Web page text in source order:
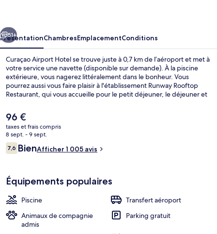
Suivant
51+
PrésentationChambresEmplacementConditions
Curaçao Airport Hotel se trouve juste à 0,7 km de l’aéroport et met à
votre service une navette (disponible sur demande). À la piscine
extérieure, vous nagerez littéralement dans le bonheur. Vous
pourrez aussi vous faire plaisir à l'établissement Runway Rooftop
Restaurant, qui vous accueille pour le petit déjeuner, le déjeuner et
menu des petits plus offerts sur place, on trouve un casino, un bar
en bord de piscine et une terrasse. Sympa non ? Les autres
voyageurs sont séduits par le personnel attentionné et la
présentation générale.
Le
prix
actuel
est
de
96 €
taxes et frais compris
8 sept. - 9 sept.
Avis
voyageurs
7,67,6 sur 10
BienAfficher 1 005 avis
Équipements populaires
Piscine
Transfert aéroport
Animaux de compagnie
admis
Parking gratuit